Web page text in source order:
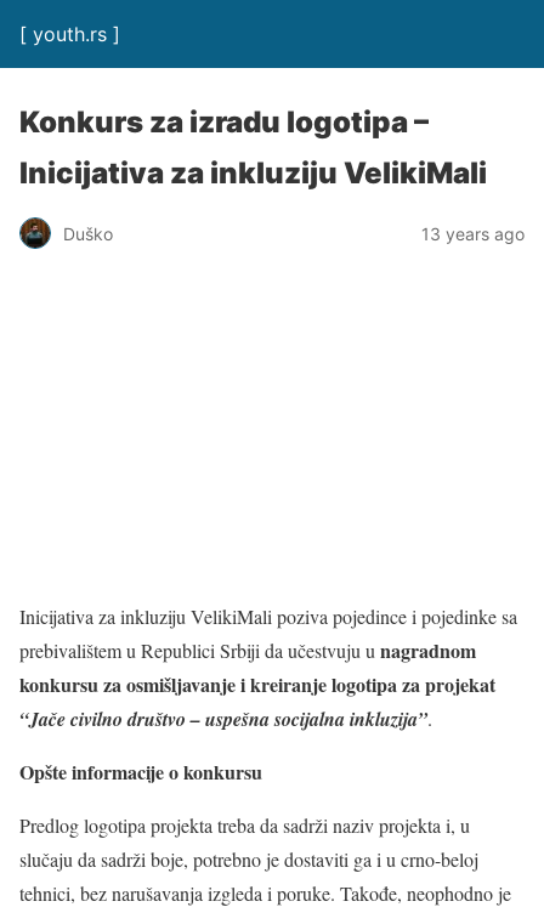
[ youth.rs ]
Konkurs za izradu logotipa –
Inicijativa za inkluziju VelikiMali
Duško 13 years ago
Inicijativa za inkluziju VelikiMali poziva pojedince i pojedinke sa
prebivalištem u Republici Srbiji da učestvuju u nagradnom
konkursu za osmišljavanje i kreiranje logotipa za projekat
“Jače civilno društvo – uspešna socijalna inkluzija”.
Opšte informacije o konkursu
Predlog logotipa projekta treba da sadrži naziv projekta i, u
slučaju da sadrži boje, potrebno je dostaviti ga i u crno-beloj
tehnici, bez narušavanja izgleda i poruke. Takođe, neophodno je